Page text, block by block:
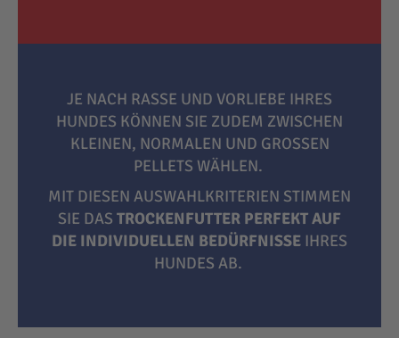
JE NACH RASSE UND VORLIEBE IHRES
HUNDES KÖNNEN SIE ZUDEM ZWISCHEN
KLEINEN, NORMALEN UND GROSSEN P
ELLETS WÄHLEN.
MIT DIESEN AUSWAHLKRITERIEN STIMMEN
SIE DAS TROCKENFUTTER PERFEKT AUF
DIE INDIVIDUELLEN BEDÜRFNISSE IHRES
HUNDES AB.